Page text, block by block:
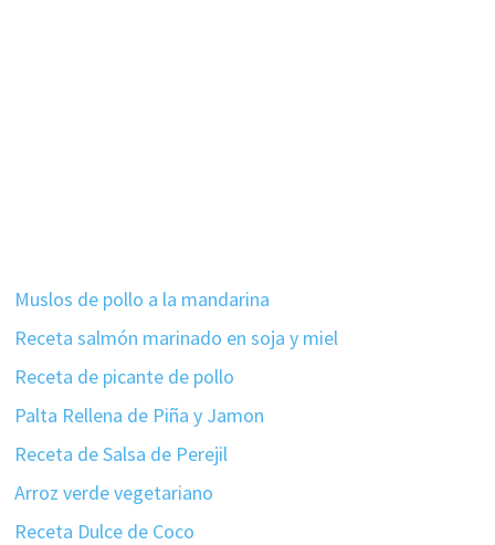
Muslos de pollo a la mandarina
Receta salmón marinado en soja y miel
Receta de picante de pollo
Palta Rellena de Piña y Jamon
Receta de Salsa de Perejil
Arroz verde vegetariano
Receta Dulce de Coco